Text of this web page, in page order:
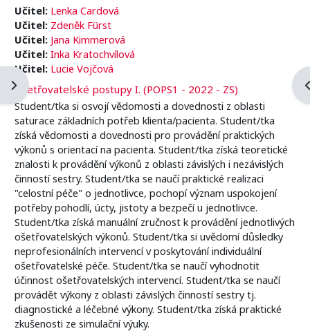
Otevřít panel bloku
Učitel: Lenka Cardová
Učitel: Zdeněk Fürst
Učitel: Jana Kimmerová
Učitel: Inka Kratochvílová
Učitel: Lucie Vojčová
Ošetřovatelské postupy I. (POPS1 - 2022 - ZS)
Student/tka si osvojí vědomosti a dovednosti z oblasti
saturace základních potřeb klienta/pacienta. Student/tka
získá vědomosti a dovednosti pro provádění praktických
výkonů s orientací na pacienta. Student/tka získá teoretické
znalosti k provádění výkonů z oblasti závislých i nezávislých
činností sestry. Student/tka se naučí praktické realizaci
"celostní péče" o jednotlivce, pochopí význam uspokojení
potřeby pohodlí, úcty, jistoty a bezpečí u jednotlivce.
Student/tka získá manuální zručnost k provádění jednotlivých
ošetřovatelských výkonů. Student/tka si uvědomí důsledky
neprofesionálních intervencí v poskytování individuální
ošetřovatelské péče. Student/tka se naučí vyhodnotit
účinnost ošetřovatelských intervencí. Student/tka se naučí
provádět výkony z oblasti závislých činností sestry tj.
diagnostické a léčebné výkony. Student/tka získá praktické
zkušenosti ze simulační výuky.